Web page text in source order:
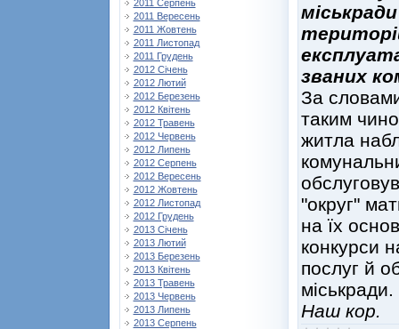
2011 Серпень
2011 Вересень
2011 Жовтень
2011 Листопад
2011 Грудень
2012 Січень
2012 Лютий
2012 Березень
2012 Квітень
2012 Травень
2012 Червень
2012 Липень
2012 Серпень
2012 Вересень
2012 Жовтень
2012 Листопад
2012 Грудень
2013 Січень
2013 Лютий
2013 Березень
2013 Квітень
2013 Травень
2013 Червень
2013 Липень
2013 Серпень
званих
За
таким
житла
"округ"
на їх
конкурси
послуг й
міськради.
Наш кор.